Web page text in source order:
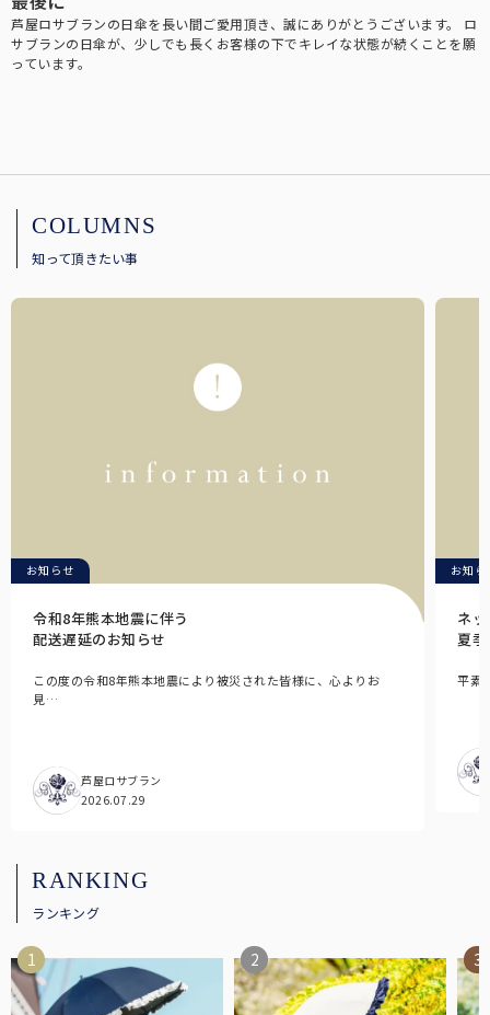
こちらから全ての折りたたみ傘をご覧頂けます。
長傘のサイズについて解説します。
全ての長傘
芦屋ロサブランの日傘を長い間ご愛用頂き、誠にありがとうございます。
ロ
サブランの日傘が、少しでも長くお客様の下でキレイな状態が続くことを願
っています。
COLUMNS
知って頂きたい事
お知らせ
令和8年熊本地震に伴う
配送遅延のお知らせ
この度の令和8年熊本地震により被災された皆様に、心よりお
見…
芦屋ロサブラン
2026.07.29
お知ら
ネ
夏
平素
RANKING
ランキング